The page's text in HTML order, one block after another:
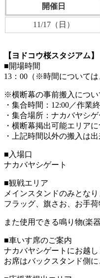
開催日
11/17（日）
【ヨドコウ桜スタジアム】
■開場時間
13：00（※時間については
※横断幕の事前搬入につい
・集合時間：12:00／作業
・集合場所：ナカバヤシ
・横断幕掲出可能エリア
・上記時間以外の搬入は
■入場口
ナカバヤシゲート
■観戦エリア
メインスタンドのみとな
フラッグ、旗さお、お手
また使用できる鳴り物(楽
■車いす席のご案内
ナカバヤシゲートにお越し
お席はバックスタンド側